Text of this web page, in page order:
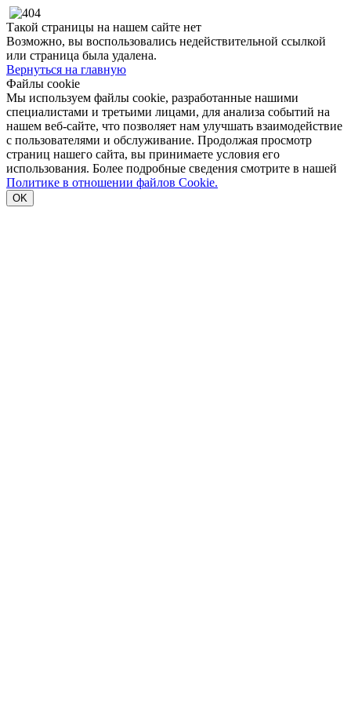
Такой страницы на нашем сайте нет
Возможно, вы воспользовались недействительной ссылкой
или страница была удалена.
Вернуться на главную
Файлы cookie
Мы используем файлы cookie, разработанные нашими
специалистами и третьими лицами, для анализа событий на
нашем веб-сайте, что позволяет нам улучшать взаимодействие
с пользователями и обслуживание. Продолжая просмотр
страниц нашего сайта, вы принимаете условия его
использования. Более подробные сведения смотрите в нашей
Политике в отношении файлов Cookie.
OK